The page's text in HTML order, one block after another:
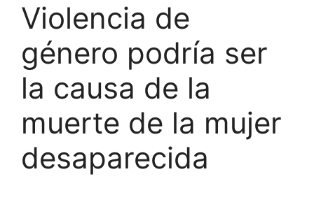
Violencia de
género podría ser
la causa de la
muerte de la mujer
desaparecida